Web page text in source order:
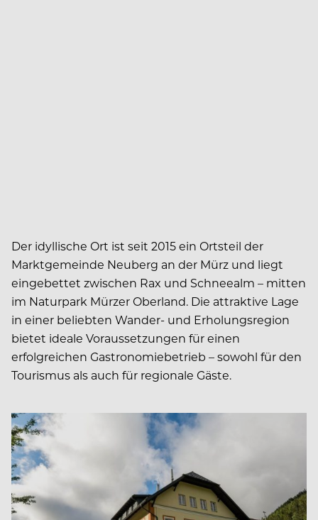
Der idyllische Ort ist seit 2015 ein Ortsteil der
Marktgemeinde Neuberg an der Mürz und liegt
eingebettet zwischen Rax und Schneealm – mitten
im Naturpark Mürzer Oberland. Die attraktive Lage
in einer beliebten Wander- und Erholungsregion
bietet ideale Voraussetzungen für einen
erfolgreichen Gastronomiebetrieb – sowohl für den
Tourismus als auch für regionale Gäste.